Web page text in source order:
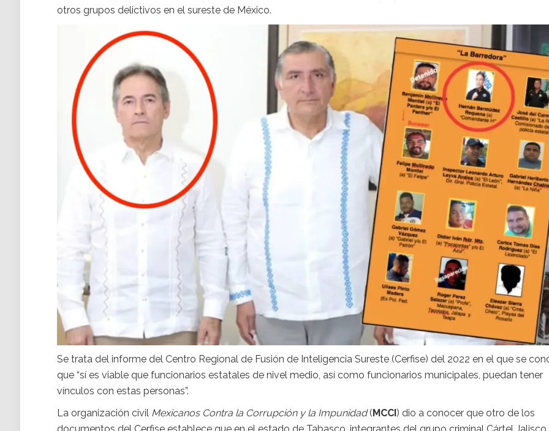
otros grupos delictivos en el sureste de México.
Se trata del informe del Centro Regional de Fusión de Inteligencia Sureste (Cerfise) del 2022 en el que se
que “sí es viable que funcionarios estatales de nivel medio, así como funcionarios municipales, puedan tener
vínculos con estas personas”.
La organización civil Mexicanos Contra la Corrupción y la Impunidad(MCCI) dio a conocer que otro de los